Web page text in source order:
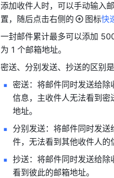
添加收件人时，可以手动输入
置，随后点击右侧的
图标快
一封邮件累计最多可以添加
为 1 个邮箱地址。
密送、分别发送、抄送的区别是
密送：将邮件同时发送给
信息，主收件人无法看到
地址。
分别发送：将邮件同时发
件，无法看到其他收件人的
抄送：将邮件同时发送给
看到彼此的邮箱地址。